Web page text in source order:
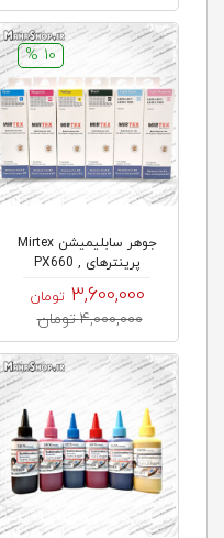
10 %
جوهر سابلیمیشن Mirtex
پرینترهای PX660 ,
PX720wd , ...
3,600,000 تومان
4,000,000 تومان